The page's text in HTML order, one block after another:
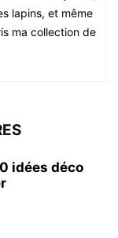
lapins, et même
ma collection de
idées déco